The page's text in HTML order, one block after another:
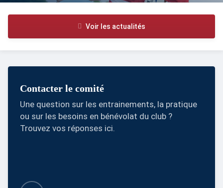
Voir les actualités
Contacter le comité
Une question sur les entrainements, la pratique
ou sur les besoins en bénévolat du club ?
Trouvez vos réponses ici.